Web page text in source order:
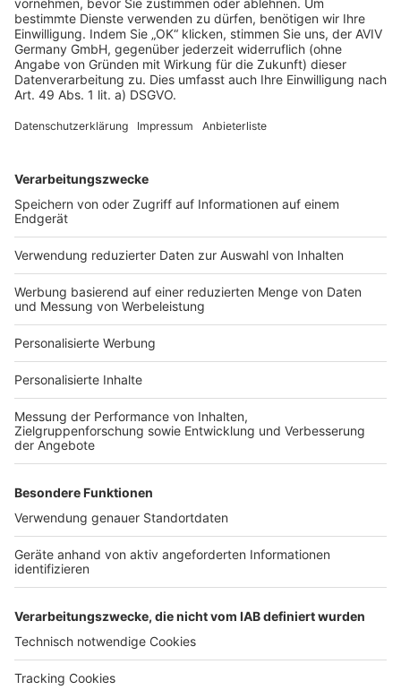
Über uns
Bauen.de legt das Fundament für ein erfolgreiches
Bauvorhaben. Das Fachportal gibt Tipps zum Thema
Hausbau, Sanierung, Renovierung, neue Energien und
vieles mehr. Besonderen Mehrwert bieten die
verschiedenen Rechnerfunktionen. So bildet bauen.de
eine sichere Basis für zielgerichtete
Markenkommunikation.
Sie wünschen persönliche und kompetente Beratung?
Kommen Sie auf uns zu und wir stellen Ihnen sehr gern
unsere Portale und Werbemöglichkeiten vor.
Mail: info@neuraum.com